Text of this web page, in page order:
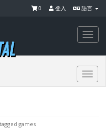
語言
登入
0
games